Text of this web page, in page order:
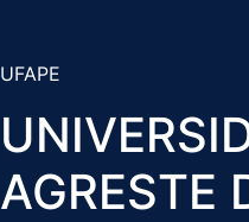
UFAPE
AGRESTE